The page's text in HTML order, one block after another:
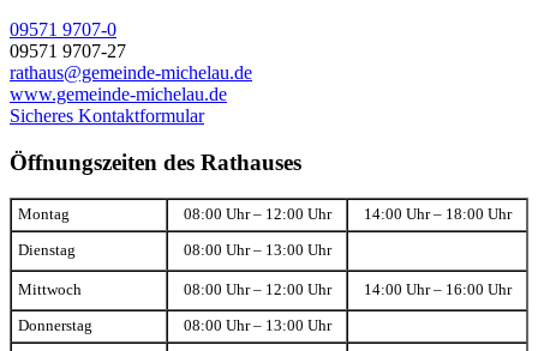
09571 9707-0
09571 9707-27
rathaus@gemeinde-michelau.de
www.gemeinde-michelau.de
Sicheres Kontaktformular
Öffnungszeiten des Rathauses
Montag 08:00 Uhr – 12:00 Uhr 14:00 Uhr – 18:00 Uhr
Dienstag 08:00 Uhr – 13:00 Uhr
Mittwoch 08:00 Uhr – 12:00 Uhr 14:00 Uhr – 16:00 Uhr
Donnerstag 08:00 Uhr – 13:00 Uhr